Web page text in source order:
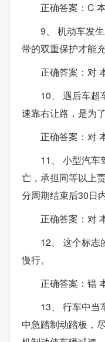
正确答案：C
9、 机动车发
带的双重保护才能
正确答案：对
10、 遇后车超
速靠右让路，是为
正确答案：对
11、 小型汽车
亡，承担同等以上
分周期结束后30日
正确答案：对
12、 这个标志
慢行。
正确答案：错
13、 行车中当
中急踏制动踏板，